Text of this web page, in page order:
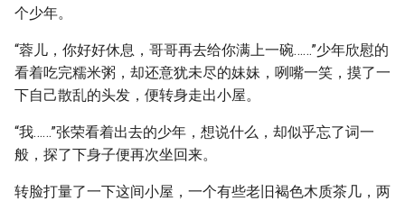
个少年。
“蓉儿，你好好休息，哥哥再去给你满上一碗……”少年欣慰的
看着吃完糯米粥，却还意犹未尽的妹妹，咧嘴一笑，摸了一
下自己散乱的头发，便转身走出小屋。
“我……”张荣看着出去的少年，想说什么，却似乎忘了词一
般，探了下身子便再次坐回来。
转脸打量了一下这间小屋，一个有些老旧褐色木质茶几，两